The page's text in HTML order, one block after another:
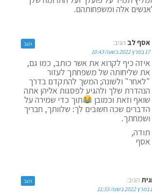
אלה ומשפחותהם.
אסף לב הגיב:
17 במרץ 2022 בשעה 10:43
איזה כיף לקרוא את אשר כותב, כמו גם,
את שליחותה של משפחתך לעזור
"לאחר" ולשונה; המשך להתקדם בדרך
הנהדרת שלך ולהגיע לפסגות אליהן אתה
שואף וזאת וכמובן
תוך כדי שמירה על
הדברים שכה חשובים לך: שלוותך, חבריך
ושמחתך.
תודה,
אסף
הגב
הגיב:
11:33
הגב